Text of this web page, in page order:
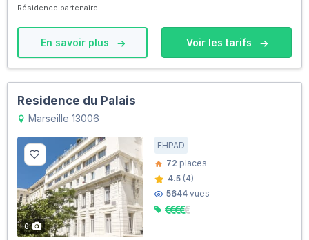
Résidence partenaire
En savoir plus Voir les tarifs
Residence du Palais
Marseille 13006
6
EHPAD
72 places
4.5 (4)
5644 vues